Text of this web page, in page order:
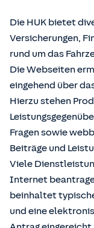
Die HUK bietet
Versicherungen,
rund um das
Die Webseiten
eingehend über
Hierzu stehen
Fragen sowie
Beiträge und
Viele
Internet
beinhaltet
und eine